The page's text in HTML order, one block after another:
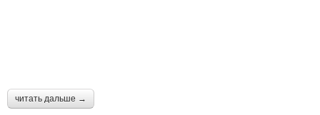
читать дальше →